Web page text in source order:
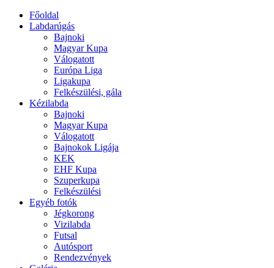
Főoldal
Labdarúgás
Bajnoki
Magyar Kupa
Válogatott
Európa Liga
Ligakupa
Felkészülési, gála
Kézilabda
Bajnoki
Magyar Kupa
Válogatott
Bajnokok Ligája
KEK
EHF Kupa
Szuperkupa
Felkészülési
Egyéb fotók
Jégkorong
Vizilabda
Futsal
Autósport
Rendezvények